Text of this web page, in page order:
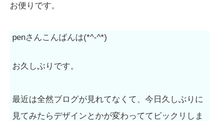
お便りです。
penさんこんばんは(*^-^*)
お久しぶりです。
最近は全然ブログが見れてなくて、今日久しぶりに
見てみたらデザインとかが変わっててビックリしま